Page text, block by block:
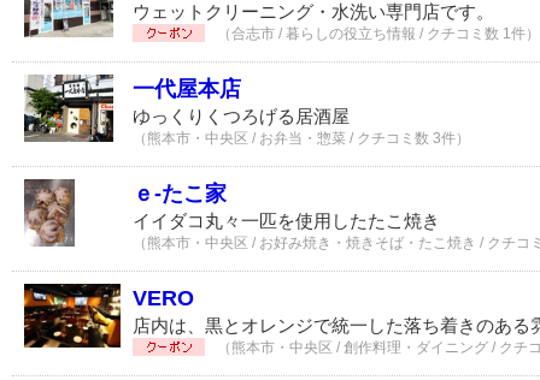
ウェットクリーニング・水洗い専門店です。
（合志市 / 暮らしの役立ち情報 / クチコミ数 1件）
一代屋本店
ゆっくりくつろげる居酒屋
（熊本市・中央区 / お弁当・惣菜 / クチコミ数 3件）
ｅ-たこ家
イイダコ丸々一匹を使用したたこ焼き
（熊本市・中央区 / お好み焼き・焼きそば・たこ焼き / クチコ
VERO
店内は、黒とオレンジで統一した落ち着きのある
（熊本市・中央区 / 創作料理・ダイニング / クチ